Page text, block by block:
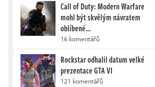
Call of Duty: Modern Warfare
mohl být skvělým návratem
oblíbené…
16 komentářů
Rockstar odhalil datum velké
prezentace GTA VI
121 komentářů